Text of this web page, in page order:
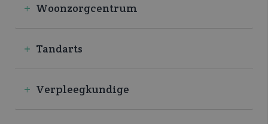
Woonzorgcentrum
Tandarts
Verpleegkundige